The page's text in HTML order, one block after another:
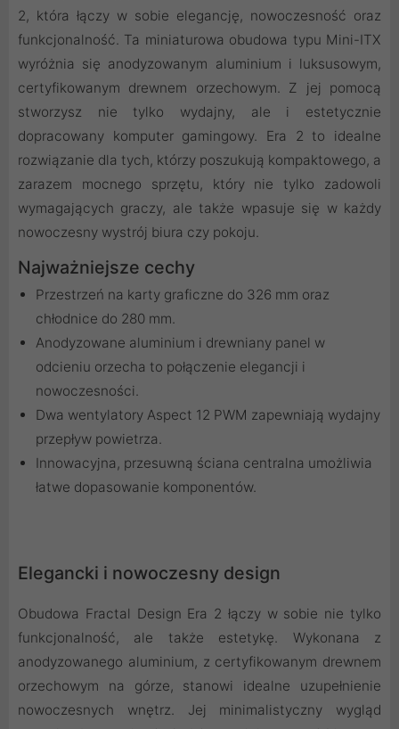
2, która łączy w sobie elegancję, nowoczesność oraz
funkcjonalność. Ta miniaturowa obudowa typu Mini-ITX
wyróżnia się anodyzowanym aluminium i luksusowym,
certyfikowanym drewnem orzechowym. Z jej pomocą
stworzysz nie tylko wydajny, ale i estetycznie
dopracowany komputer gamingowy. Era 2 to idealne
rozwiązanie dla tych, którzy poszukują kompaktowego, a
zarazem mocnego sprzętu, który nie tylko zadowoli
wymagających graczy, ale także wpasuje się w każdy
nowoczesny wystrój biura czy pokoju.
Najważniejsze cechy
Przestrzeń na karty graficzne do 326 mm oraz
chłodnice do 280 mm.
Anodyzowane aluminium i drewniany panel w
odcieniu orzecha to połączenie elegancji i
nowoczesności.
Dwa wentylatory Aspect 12 PWM zapewniają wydajny
przepływ powietrza.
Innowacyjna, przesuwną ściana centralna umożliwia
łatwe dopasowanie komponentów.
Elegancki i nowoczesny design
Obudowa Fractal Design Era 2 łączy w sobie nie tylko
funkcjonalność, ale także estetykę. Wykonana z
anodyzowanego aluminium, z certyfikowanym drewnem
orzechowym na górze, stanowi idealne uzupełnienie
nowoczesnych wnętrz. Jej minimalistyczny wygląd